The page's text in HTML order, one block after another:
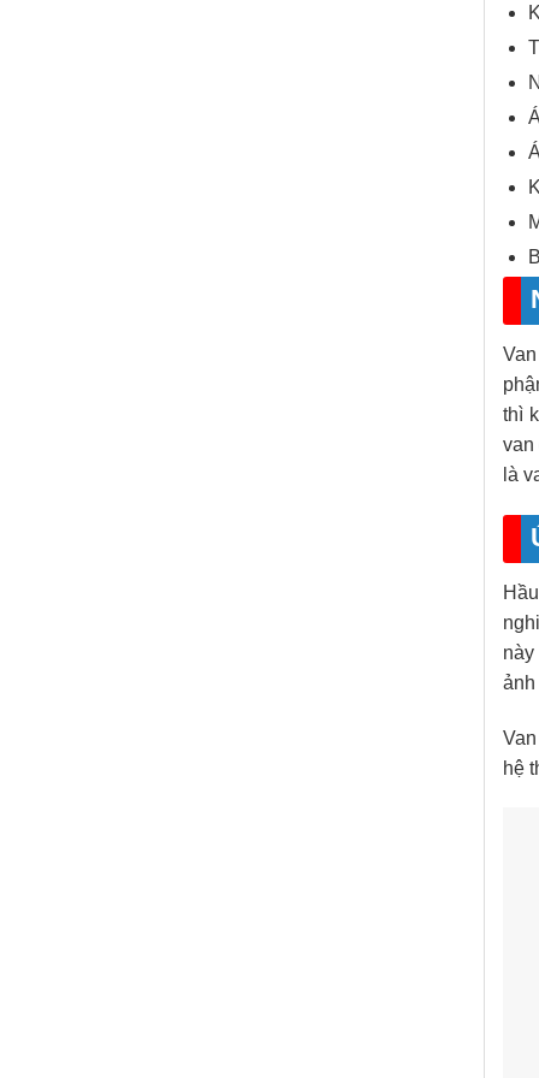
thì
van
là
ảnh
hệ